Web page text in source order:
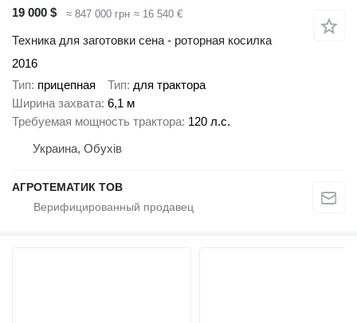
19 000 $
≈ 847 000 грн ≈ 16 540 €
Техника для заготовки сена - роторная косилка
2016
Тип прицепная Тип для трактора
Ширина захвата 6,1 м
Требуемая мощность трактора 120 л.с.
Украина, Обухів
АГРОТЕМАТИК ТОВ